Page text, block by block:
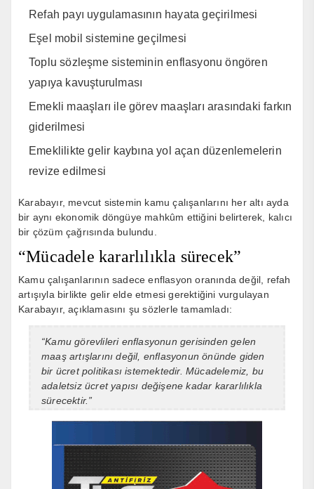
Refah payı uygulamasının hayata geçirilmesi
Eşel mobil sistemine geçilmesi
Toplu sözleşme sisteminin enflasyonu öngören
yapıya kavuşturulması
Emekli maaşları ile görev maaşları arasındaki farkın
giderilmesi
Emeklilikte gelir kaybına yol açan düzenlemelerin
revize edilmesi
Karabayır, mevcut sistemin kamu çalışanlarını her altı ayda
bir aynı ekonomik döngüye mahkûm ettiğini belirterek, kalıcı
bir çözüm çağrısında bulundu.
“Mücadele kararlılıkla sürecek”
Kamu çalışanlarının sadece enflasyon oranında değil, refah
artışıyla birlikte gelir elde etmesi gerektiğini vurgulayan
Karabayır, açıklamasını şu sözlerle tamamladı:
“Kamu görevlileri enflasyonun gerisinden gelen
maaş artışlarını değil, enflasyonun önünde giden
bir ücret politikası istemektedir. Mücadelemiz, bu
adaletsiz ücret yapısı değişene kadar kararlılıkla
sürecektir.”